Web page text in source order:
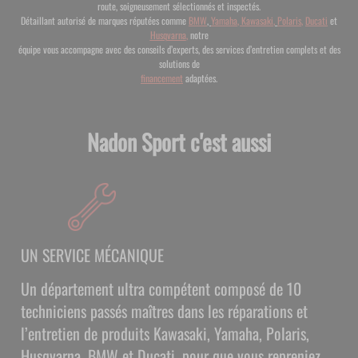
route, soigneusement sélectionnés et inspectés.
Détaillant autorisé de marques réputées comme BMW Yamaha Kawasaki Polaris Ducati et
Husqvarna notre
équipe vous accompagne avec des conseils d’experts, des services d’entretien complets et des
solutions de
financement adaptées.
Nadon Sport c'est aussi
UN SERVICE MÉCANIQUE
Un département ultra compétent composé de 10
techniciens passés maîtres dans les réparations et
l’entretien de produits Kawasaki, Yamaha, Polaris,